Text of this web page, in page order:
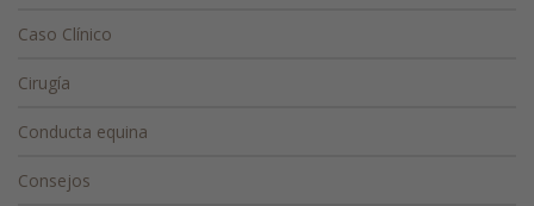
Caso Clínico
Cirugía
Conducta equina
Consejos